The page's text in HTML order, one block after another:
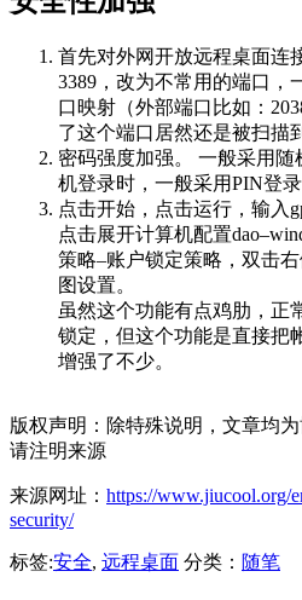
首先对外网开放远程桌面连
3389，改为不常用的端口，
口映射（外部端口比如：
了这个端口居然还是被扫描
密码强度加强。 一般采用
机登录时，一般采用PIN登
点击开始，点击运行，输入
点击展开计算机配置
策略–账户锁定策略，双击
图设置。
虽然这个功能有点鸡肋，正
锁定，但这个功能是直接把
增强了不少。
版权声明：除特殊说明，文章均
请注明来源
来源网址： https://www.jiucool.org/
security/
标签:安全, 远程桌面 分类： 随笔